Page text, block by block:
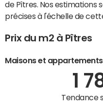
de Pîtres. Nos estimations
précises à l'échelle de
Prix du m2 à Pîtres
Maisons et appartements
1
Tendance